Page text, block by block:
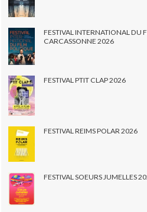
FESTIVAL INTERNATIONAL DU
CARCASSONNE 2026
FESTIVAL PTIT CLAP 2026
FESTIVAL REIMS POLAR 2026
FESTIVAL SOEURS JUMELLES